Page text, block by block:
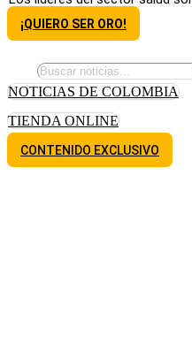
¡QUIERO SER ORO!
NOTICIAS DE COLOMBIA
TIENDA ONLINE
CONTENIDO EXCLUSIVO